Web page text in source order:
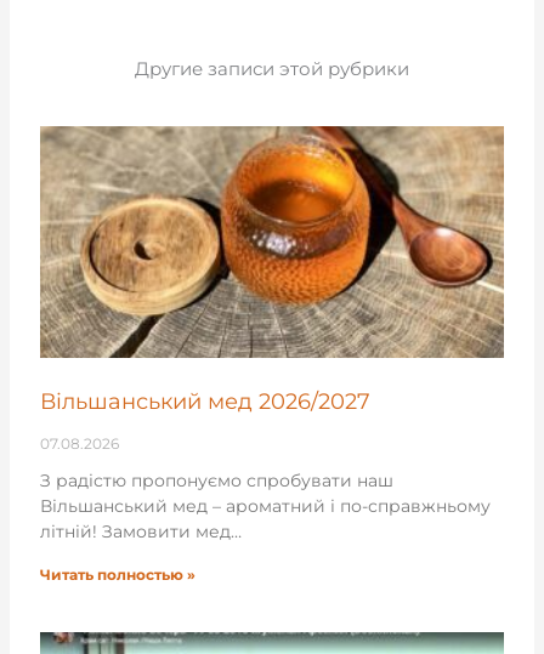
Другие записи этой рубрики
Вільшанський мед 2026/2027
07.08.2026
З радістю пропонуємо спробувати наш
Вільшанський мед – ароматний і по-справжньому
літній! Замовити мед…
Читать полностью »